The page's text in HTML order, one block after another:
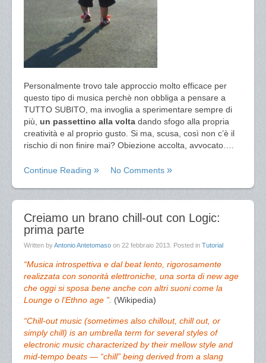
Personalmente trovo tale approccio molto efficace per
questo tipo di musica perchè non obbliga a pensare a
TUTTO SUBITO, ma invoglia a sperimentare sempre di
più, un passettino alla volta dando sfogo alla propria
creatività e al proprio gusto. Si ma, scusa, così non c’è il
rischio di non finire mai? Obiezione accolta, avvocato….
Continue Reading No Comments
Creiamo un brano chill-out con Logic:
prima parte
Written byAntonio Antetomaso on 22 febbraio 2013 . Posted in Tutorial
“Musica introspettiva e dal beat lento, rigorosamente
realizzata con sonorità elettroniche, una sorta di new age
che oggi si sposa bene anche con altri suoni come la
Lounge o l’Ethno age ”. (Wikipedia)
“Chill-out music (sometimes also chillout, chill out, or
simply chill) is an umbrella term for several styles of
electronic music characterized by their mellow style and
mid-tempo beats — “chill” being derived from a slang